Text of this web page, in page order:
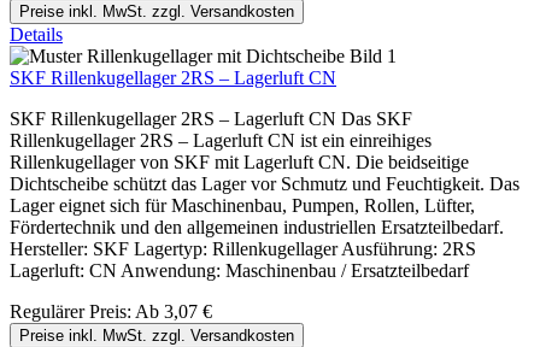
Preise inkl. MwSt. zzgl. Versandkosten
Details
SKF Rillenkugellager 2RS – Lagerluft CN
SKF Rillenkugellager 2RS – Lagerluft CN Das SKF
Rillenkugellager 2RS – Lagerluft CN ist ein einreihiges
Rillenkugellager von SKF mit Lagerluft CN. Die beidseitige
Dichtscheibe schützt das Lager vor Schmutz und Feuchtigkeit. Das
Lager eignet sich für Maschinenbau, Pumpen, Rollen, Lüfter,
Fördertechnik und den allgemeinen industriellen Ersatzteilbedarf.
Hersteller: SKF Lagertyp: Rillenkugellager Ausführung: 2RS
Lagerluft: CN Anwendung: Maschinenbau / Ersatzteilbedarf
Regulärer Preis: Ab 3,07 €
Preise inkl. MwSt. zzgl. Versandkosten